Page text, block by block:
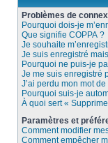
Problèmes de
Pourquoi dois-je
Que signifie COPPA ?
Je souhaite
Je suis enregistré
Pourquoi ne puis-je
Je me suis enregistré
J’ai perdu mon mot
Pourquoi suis-je
À quoi sert «
Paramètres et
Comment modifier
Comment empêcher